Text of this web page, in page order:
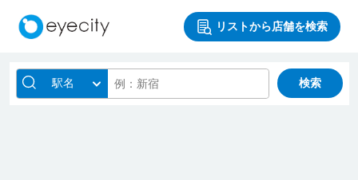
リストから店舗を検索
駅名 検索